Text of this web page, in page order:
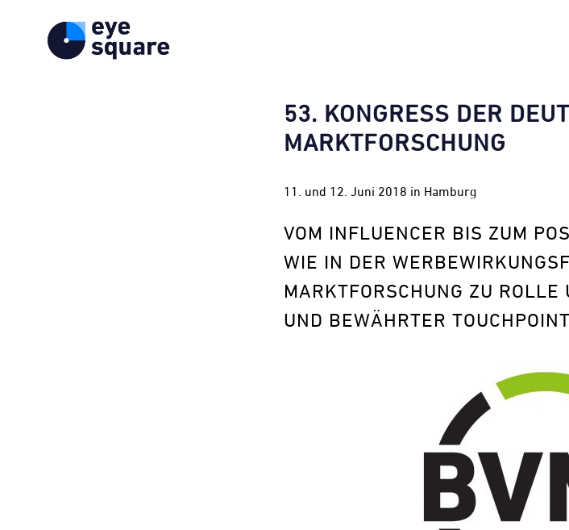
53. KONGRESS DER
MARKTFORSCHUNG
11. und 12. Juni 2018 in Hamburg
VOM INFLUENCER BIS ZUM
WIE IN DER
MARKTFORSCHUNG ZU ROLLE
UND BEWÄHRTER